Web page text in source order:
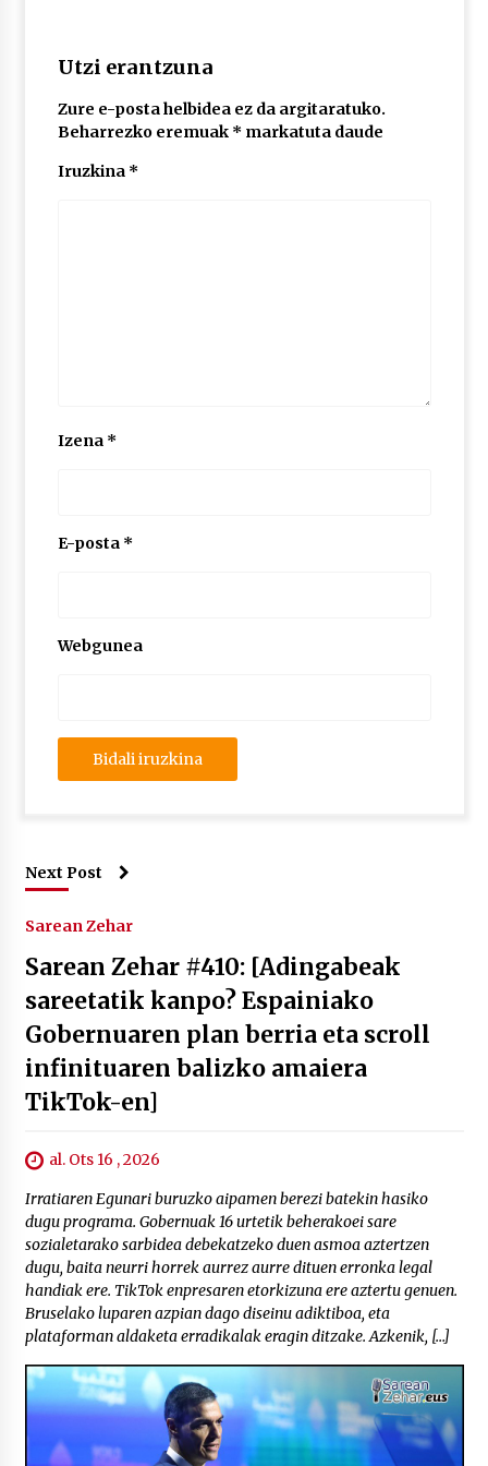
MUSIBLA #297: Bide, Boards Of Canada, Somak,
2026/07/02
Utzi erantzuna
Zure e-posta helbidea ez da argitaratuko.
Beharrezko eremuak * markatuta daude
Iruzkina *
Izena *
E-posta *
Webgunea
Next Post
Sarean Zehar
Sarean Zehar #410: [Adingabeak
sareetatik kanpo? Espainiako
Gobernuaren plan berria eta scroll
infinituaren balizko amaiera
TikTok-en]
al. Ots 16 , 2026
Irratiaren Egunari buruzko aipamen berezi batekin hasiko
dugu programa. Gobernuak 16 urtetik beherakoei sare
sozialetarako sarbidea debekatzeko duen asmoa aztertzen
dugu, baita neurri horrek aurrez aurre dituen erronka legal
handiak ere. TikTok enpresaren etorkizuna ere aztertu genuen.
Bruselako luparen azpian dago diseinu adiktiboa, eta
plataforman aldaketa erradikalak eragin ditzake. Azkenik, […]